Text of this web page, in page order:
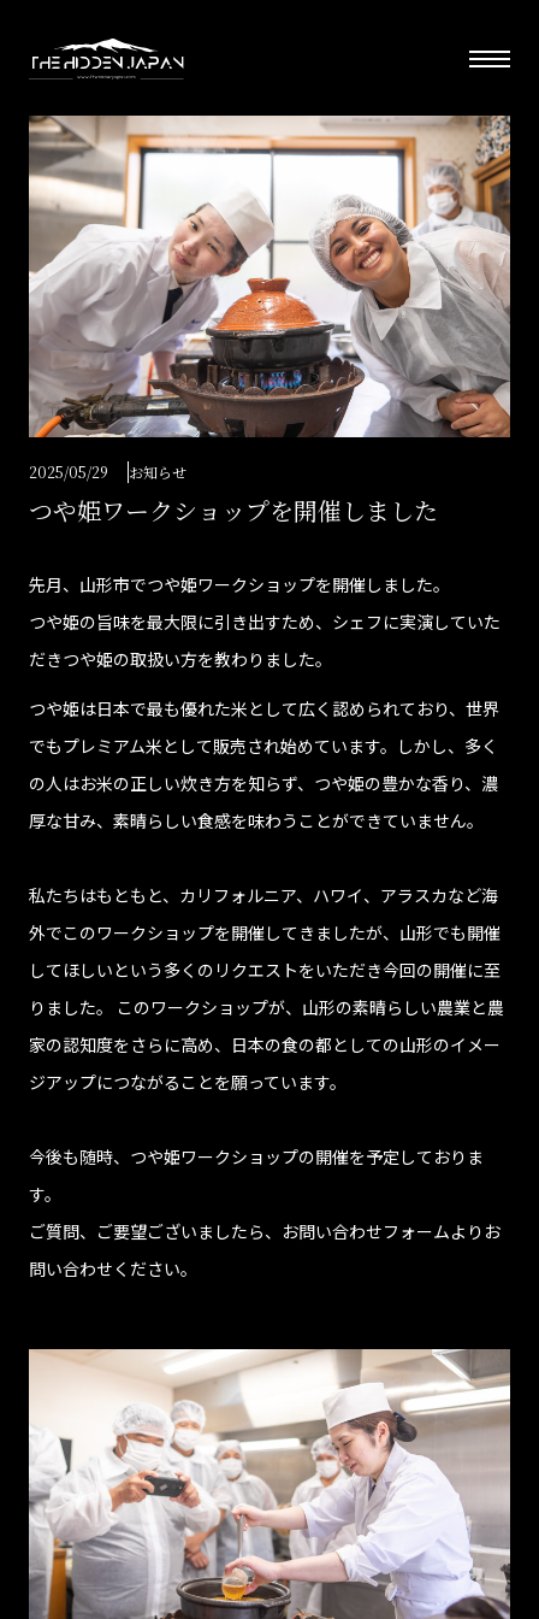
プライバシーポリシー
2025/05/29 お知らせ
つや姫ワークショップを開催しました
先月、山形市でつや姫ワークショップを開催しました。
つや姫の旨味を最大限に引き出すため、シェフに実演していた
だきつや姫の取扱い方を教わりました。
つや姫は日本で最も優れた米として広く認められており、世界
でもプレミアム米として販売され始めています。しかし、多く
の人はお米の正しい炊き方を知らず、つや姫の豊かな香り、濃
厚な甘み、素晴らしい食感を味わうことができていません。
私たちはもともと、カリフォルニア、ハワイ、アラスカなど海
外でこのワークショップを開催してきましたが、山形でも開催
してほしいという多くのリクエストをいただき今回の開催に至
りました。 このワークショップが、山形の素晴らしい農業と農
家の認知度をさらに高め、日本の食の都としての山形のイメー
ジアップにつながることを願っています。
今後も随時、つや姫ワークショップの開催を予定しておりま
す。
ご質問、ご要望ございましたら、お問い合わせフォームよりお
問い合わせください。